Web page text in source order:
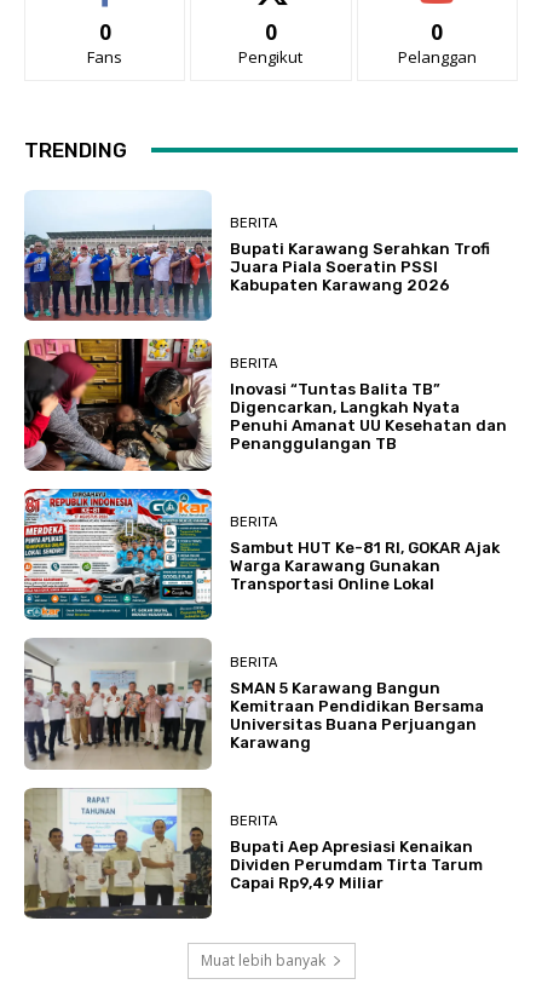
0
Fans
0
Pengikut
0
Pelanggan
TRENDING
BERITA
Bupati Karawang Serahkan Trofi
Juara Piala Soeratin PSSI
Kabupaten Karawang 2026
BERITA
Inovasi “Tuntas Balita TB”
Digencarkan, Langkah Nyata
Penuhi Amanat UU Kesehatan dan
Penanggulangan TB
BERITA
Sambut HUT Ke-81 RI, GOKAR Ajak
Warga Karawang Gunakan
Transportasi Online Lokal
BERITA
SMAN 5 Karawang Bangun
Kemitraan Pendidikan Bersama
Universitas Buana Perjuangan
Karawang
BERITA
Bupati Aep Apresiasi Kenaikan
Dividen Perumdam Tirta Tarum
Capai Rp9,49 Miliar
Muat lebih banyak